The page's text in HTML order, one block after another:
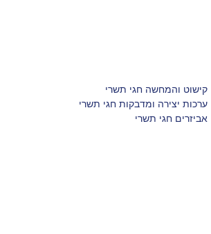
קישוט והמחשה חגי תשרי
ערכות יצירה ומדבקות חגי תשרי
אביזרים חגי תשרי